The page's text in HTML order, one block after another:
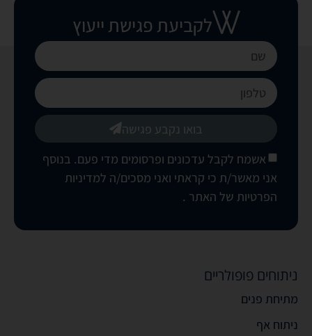
לקביעת פגישת ייעוץ
אשמח לקבל עדכונים ופרסומים מדי פעם. בנוסף
אני מאשר/ת כי קראתי ואני מסכים/ה למדיניות
הפרטיות של האתר .
בואו נקבע פגישה
ניתוחים פופולריים
מתיחת פנים
ניתוח אף